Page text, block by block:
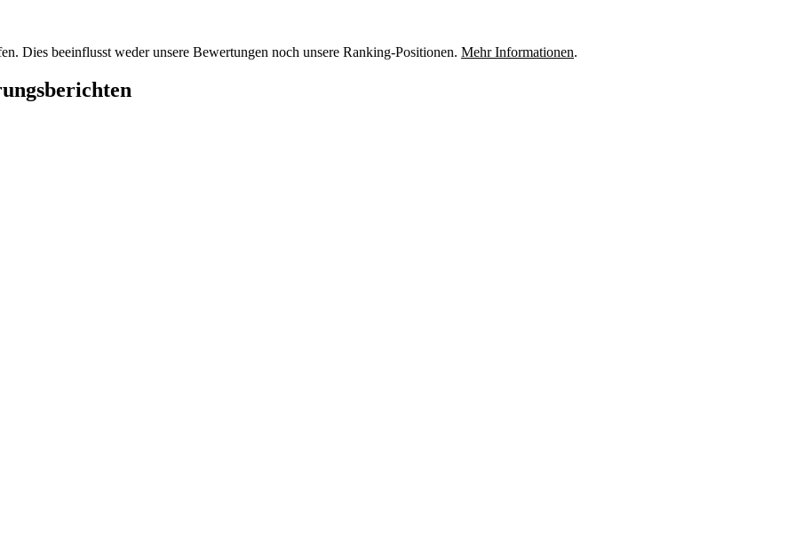
Dies beeinflusst weder unsere Bewertungen noch unsere Ranking-Positionen. Mehr Informationen.